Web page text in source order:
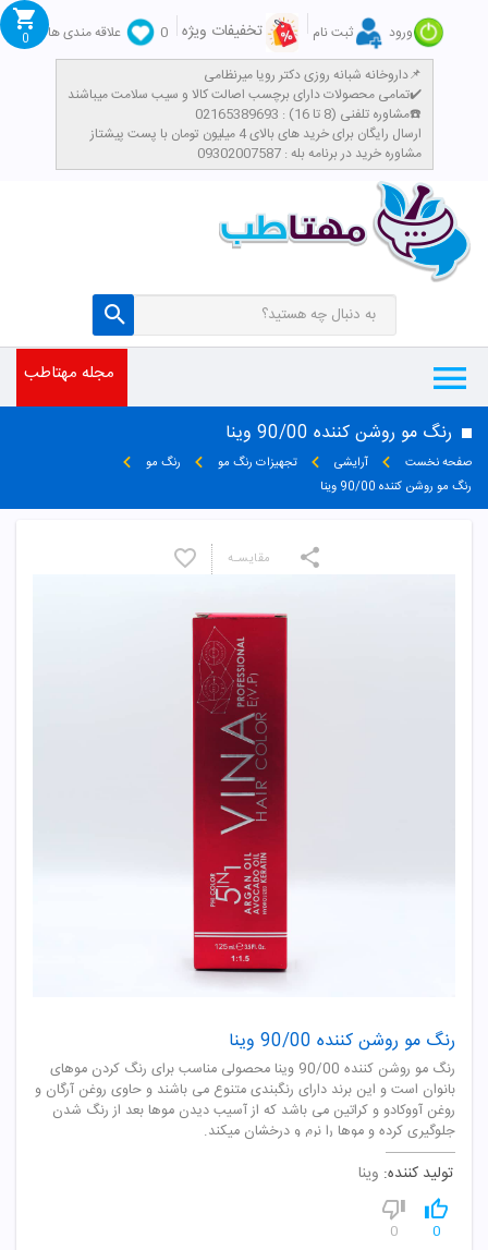
ورود ثبت نام تخفیفات ویژه 0
علاقه مندی ها
داروخانه شبانه روزی دکتر رویا میرنظامی📌
تمامی محصولات دارای برچسب اصالت کالا و سیب سلامت میباشند✔️
مشاوره تلفنی (8 تا 16) : 02165389693☎️
​ارسال رایگان برای خرید های بالای 4 میلیون تومان با پست پیشتاز
مشاوره خرید در برنامه بله : 09302007587
0
مجله مهتاطب
رنگ مو روشن کننده 90/00 وینا
صفحه نخست آرایشی تجهیزات رنگ مو
رنگ مو
رنگ مو روشن کننده 90/00 وینا
رنگ مو روشن کننده 90/00 وینا
رنگ مو روشن کننده 90/00 وینا محصولی مناسب برای رنگ کردن موهای
بانوان است و این برند دارای رنگبندی متنوع می باشند و حاوی روغن آرگان و
روغن آووکادو و کراتین می باشد که از آسیب دیدن موها بعد از رنگ شدن
جلوگیری کرده و موها را نرم و درخشان میکند.
تولید کننده: وینا
0
0
مقایسـه